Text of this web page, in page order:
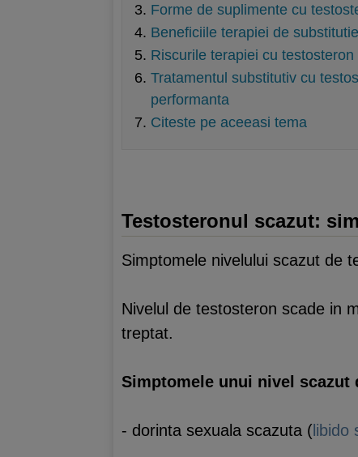
Forme de suplimente cu
Beneficiile terapiei de substitutie
Riscurile terapiei cu testosteron
Tratamentul substitutiv cu
performanta
Citeste pe aceeasi tema
Testosteronul scazut:
Simptomele nivelului scazut de
Nivelul de testosteron scade in
treptat.
Simptomele unui nivel scazut
- dorinta sexuala scazuta (libido